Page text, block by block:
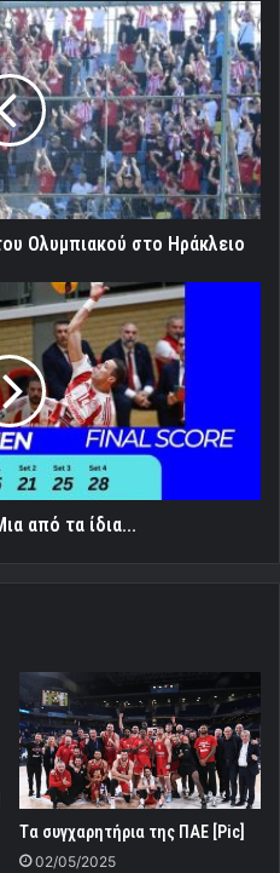
Ολυμπιακού στο Ηράκλειο
από τα ίδια...
Tα συγχαρητήρια της ΠΑΕ [Pic]
02/05/2025